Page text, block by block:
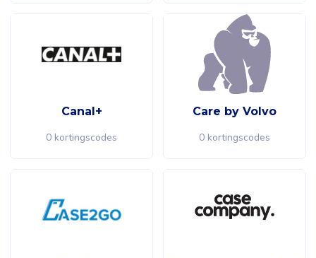
Canal+
0 kortingscodes
Care by Volvo
0 kortingscodes